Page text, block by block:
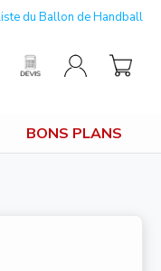
du Ballon de Handball
BONS PLANS